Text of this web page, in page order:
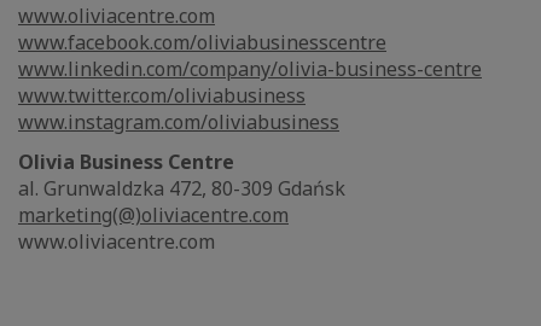
www.oliviacentre.com
www.facebook.com/oliviabusinesscentre
www.linkedin.com/company/olivia-business-centre
www.twitter.com/oliviabusiness
www.instagram.com/oliviabusiness
Olivia Business Centre
al. Grunwaldzka 472, 80-309 Gdańsk
marketing(@)oliviacentre.com
www.oliviacentre.com